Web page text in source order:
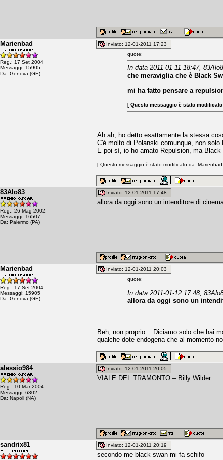
Marienbad
Reg.: 17 Set 2004
Messaggi: 15905
Da: Genova (GE)
Inviato: 12-01-2011 17:23
quote:
In data 2011-01-11 18:47,
che meraviglia che è Black
mi ha fatto pensare a
[ Questo messaggio è stato
Ah ah, ho detto esattamente la stessa
C'è molto di Polanski comunque, non
E poi sì, io ho amato Repulsion, ma Black
[ Questo messaggio è stato modificato da:
83Alo83
Reg.: 26 Mag 2002
Messaggi: 16507
Da: Palermo (PA)
Inviato: 12-01-2011 17:48
allora da oggi sono un intenditore di
Marienbad
Reg.: 17 Set 2004
Messaggi: 15905
Da: Genova (GE)
Inviato: 12-01-2011 20:03
quote:
In data 2011-01-12 17:48,
allora da oggi sono un
Beh, non proprio... Diciamo solo che hai
qualche dote endogena che al momento
alessio984
Reg.: 10 Mar 2004
Messaggi: 6302
Da: Napoli (NA)
Inviato: 12-01-2011 20:05
VIALE DEL TRAMONTO – Billy Wilder
sandrix81 Inviato: 12-01-2011 20:19
secondo me black swan mi fa schifo